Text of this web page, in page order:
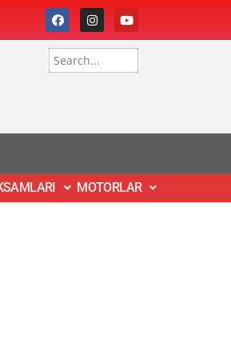
MOTORLAR